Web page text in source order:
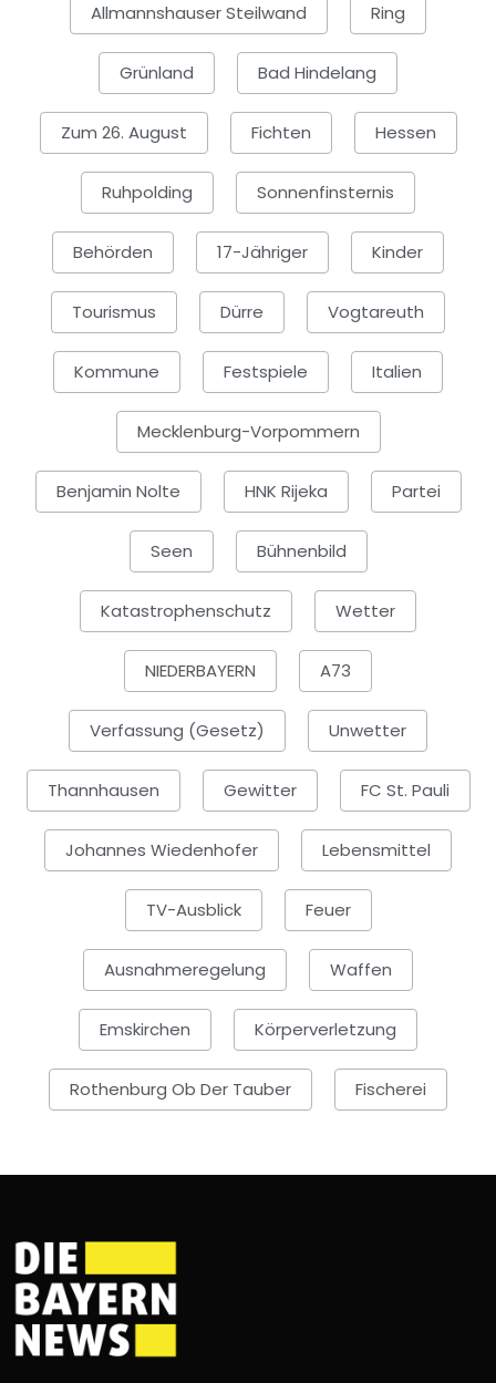
Allmannshauser Steilwand Ring
Grünland Bad Hindelang
Zum 26. August Fichten Hessen
Ruhpolding Sonnenfinsternis
Behörden 17-Jähriger Kinder
Tourismus Dürre Vogtareuth
Kommune Festspiele Italien
Mecklenburg-Vorpommern
Benjamin Nolte HNK Rijeka Partei
Seen Bühnenbild
Katastrophenschutz Wetter
NIEDERBAYERN A73
Verfassung (Gesetz) Unwetter
Thannhausen Gewitter FC St. Pauli
Johannes Wiedenhofer Lebensmittel
TV-Ausblick Feuer
Ausnahmeregelung Waffen
Emskirchen Körperverletzung
Rothenburg Ob Der Tauber Fischerei